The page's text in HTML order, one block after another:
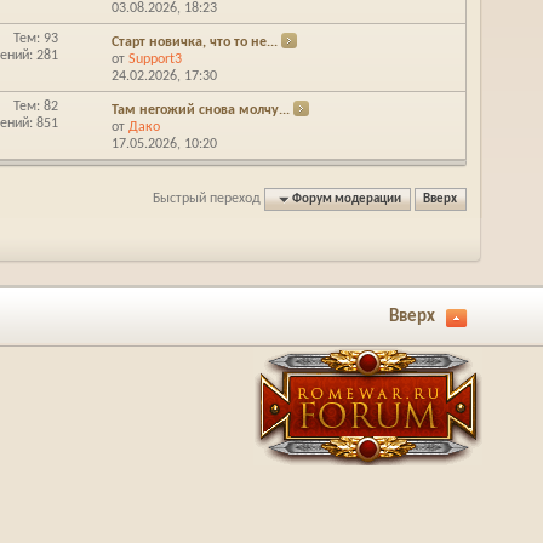
03.08.2026, 18:23
Тем: 93
281
Старт новичка, что то не...
отSupport3
24.02.2026, 17:30
Тем: 82
851
Там негожий снова молчу...
отДако
17.05.2026, 10:20
Быстрый переход Форум модерации Вверх
Вверх